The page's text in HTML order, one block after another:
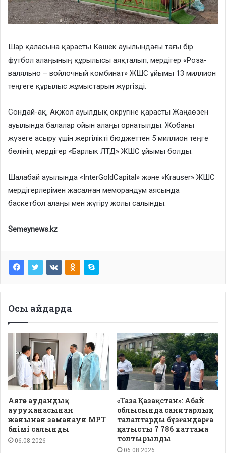
Шар қаласына қарасты Көшек ауылындағы тағы бір
футбол алаңының құрылысы аяқталып, мердігер «Роза-
валяльно – войлочный комбинат» ЖШС ұйымы 13 миллион
теңгеге құрылыс жұмыстарын жүргізді.
Сондай-ақ, Ақжол ауылдық округіне қарасты Жаңаөзен
ауылында балалар ойын алаңы орнатылды. Жобаны
жүзеге асыру үшін жергілікті бюджеттен 5 миллион теңге
бөлініп, мердігер «Барлык ЛТД» ЖШС ұйымы болды.
Шалабай ауылында «InterGoldCapital» және «Krauser» ЖШС
мердігерлерімен жасалған меморандум аясында
баскетбол алаңы мен жүгіру жолы салынды.
Semeynews.kz
Осы айдарда
Аягөз аудандық
ауруханасынан
жанынан заманауи МРТ
бөлімі салынды
06.08.2026
«Таза Қазақстан»: Абай
облысында санитарлық
талаптарды бұзғандарға
қатысты 7 786 хаттама
толтырылды
06.08.2026